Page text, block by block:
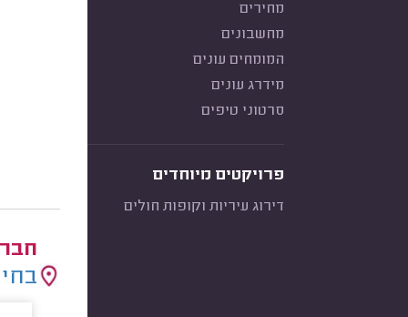
מחירים
מחשבונים
המומחים עונים
מידרג עונים
סרטוני טיפים
פרויקטים מיוחדים
דירוג עיריות וקופות חולים